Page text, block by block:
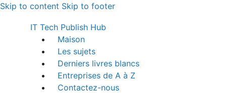
Skip to content Skip to footer
IT Tech Publish Hub
Maison
Les sujets
Derniers livres blancs
Entreprises de A à Z
Contactez-nous